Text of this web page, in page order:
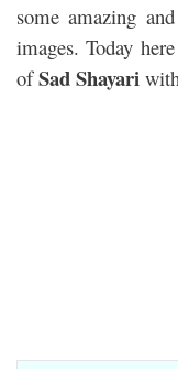
some amazing
images. Today
ofSad Shayari